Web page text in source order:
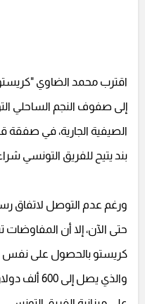
اقترب محمد الضاوي
إلى صفوف النجم الساحلي
الصيفية الجارية، في صفقة
بند يتيح للفريق التونسي
ورغم عدم التوصل لاتفاق
حتى الآن، إلا أن
كريستو بالحصول على نفس
والذي يصل